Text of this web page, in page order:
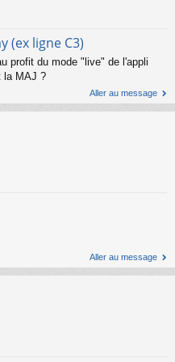
(ex ligne C3)
profit du mode "live" de l'appli
la MAJ ?
Aller au message
Aller au message